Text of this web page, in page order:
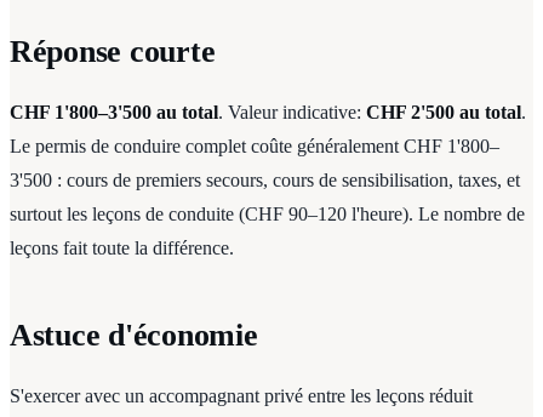
Réponse courte
CHF 1'800–3'500 au total. Valeur indicative: CHF 2'500 au total.
Le permis de conduire complet coûte généralement CHF 1'800–
3'500 : cours de premiers secours, cours de sensibilisation, taxes, et
surtout les leçons de conduite (CHF 90–120 l'heure). Le nombre de
leçons fait toute la différence.
Astuce d'économie
S'exercer avec un accompagnant privé entre les leçons réduit